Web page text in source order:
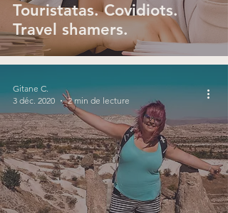
Touristatas. Covidiots.
Travel shamers.
Gitane C.
3 déc. 2020
2 min de lecture